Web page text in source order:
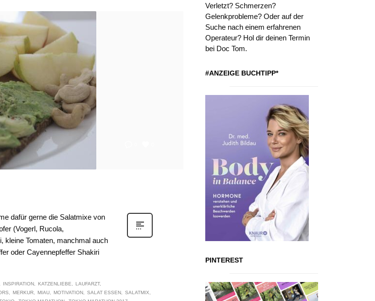
dafür gerne die Salatmixe von
(Vogerl, Rucola,
kleine Tomaten, manchmal auch
oder Cayennepfeffer Shakiri
INSPIRATION KATZENLIEBE
LAUFARZT
MERKUR MIAU MOTIVATION SALAT ESSEN
SALATMIX
Verletzt? Schmerzen?
Gelenkprobleme? Oder auf der
Suche nach einem erfahrenen
Operateur? Hol dir deinen Termin
bei Doc Tom.
#ANZEIGE BUCHTIPP*
PINTEREST